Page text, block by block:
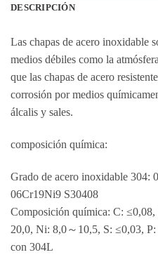
DESCRIPCIÓN
Las chapas de acero inoxidable
medios débiles como la
que las chapas de acero
corrosión por medios
álcalis y sales.
composición química:
Grado de acero inoxidable 304:
06Cr19Ni9 S30408
Composición química: C:
20,0, Ni: 8,0～10,5, S: ≤0,03,
con 304L